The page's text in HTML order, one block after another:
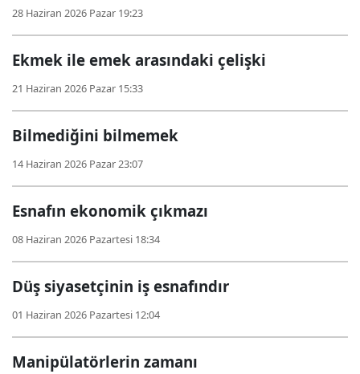
28 Haziran 2026 Pazar 19:23
Ekmek ile emek arasındaki çelişki
21 Haziran 2026 Pazar 15:33
Bilmediğini bilmemek
14 Haziran 2026 Pazar 23:07
Esnafın ekonomik çıkmazı
08 Haziran 2026 Pazartesi 18:34
Düş siyasetçinin iş esnafındır
01 Haziran 2026 Pazartesi 12:04
Manipülatörlerin zamanı